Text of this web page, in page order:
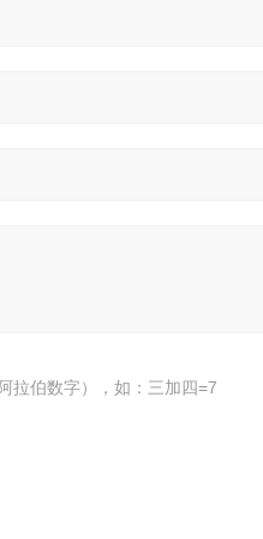
拉伯数字），如：三加四=7